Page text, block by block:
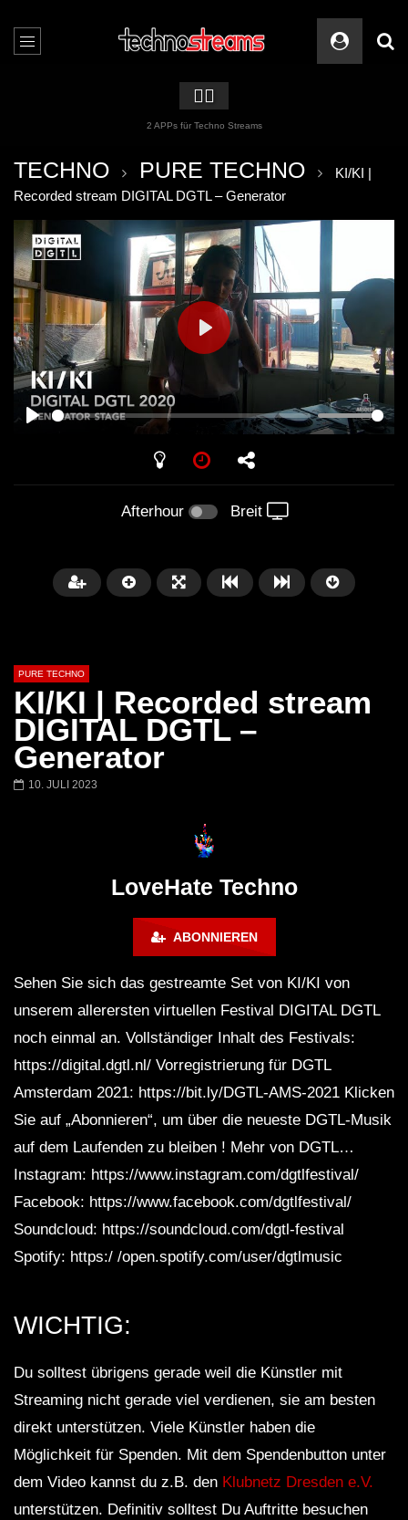
🏳️‍🌈
2 APPs für Techno Streams
TECHNO PURE TECHNO
KI/KI |
Recorded stream DIGITAL DGTL – Generator
PLAY
Afterhour Breit
01:31:35
PURE TECHNO
KI/KI | Recorded stream
DIGITAL DGTL –
Generator
10. JULI 2023
LoveHate Techno
ABONNIEREN
Sehen Sie sich das gestreamte Set von KI/KI von
unserem allerersten virtuellen Festival DIGITAL DGTL
noch einmal an. Vollständiger Inhalt des Festivals:
https://digital.dgtl.nl/ Vorregistrierung für DGTL
Amsterdam 2021: https://bit.ly/DGTL-AMS-2021 Klicken
Sie auf „Abonnieren“, um über die neueste DGTL-Musik
auf dem Laufenden zu bleiben ! Mehr von DGTL…
Instagram: https://www.instagram.com/dgtlfestival/
Facebook: https://www.facebook.com/dgtlfestival/
Soundcloud: https://soundcloud.com/dgtl-festival
Spotify: https:/ /open.spotify.com/user/dgtlmusic
WICHTIG:
Du solltest übrigens gerade weil die Künstler mit
Streaming nicht gerade viel verdienen, sie am besten
direkt unterstützen. Viele Künstler haben die
Möglichkeit für Spenden. Mit dem Spendenbutton unter
dem Video kannst du z.B. den Klubnetz Dresden e.V.
unterstützen. Definitiv solltest Du Auftritte besuchen